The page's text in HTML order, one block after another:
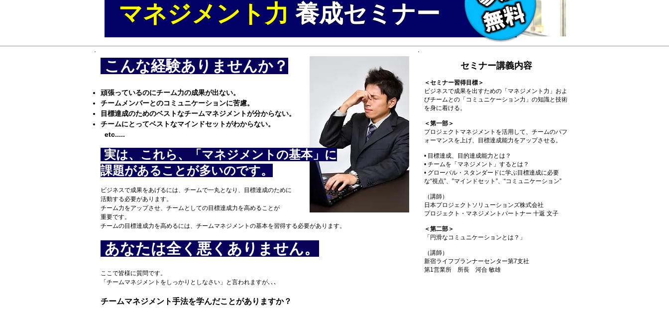
マネジメント力 養成セミナー​​​​​​​​​​
セミナー講義内容
＜セミナー習得目標＞
ビジネスで成果を出すための「マネジメント力」およ
びチームとの「コミュニケーション力」の知識と技術
を身に着ける。
＜第一部＞
プロジェクトマネジメントを活用して、チームのパフ
ォーマンスを上げ、目標達成能力をアップさせる。
• 目標達成、目的達成能力とは？
• チームを「マネジメント」するとは？
• グローバル・スタンダードに学ぶ目標達成に必要
な“視点”、”マインドセット”、“コミュニケーション”
（講師）
日本プロジェクトソリューションズ株式会社
プロジェクト・マネジメントパートナー 十返 文子
＜第二部＞
「円滑なコミュニケーションとは？」
（講師）
新宿ライフプランナーセンター第7支社
第1営業所 所長 河合 敏雄
こんな経験ありませんか？
頑張っているのにチーム力の成果が出ない。
チームメンバーとのコミュニケーションに苦慮。
目標達成のためのベストなチームマネジメントが分からない。
チームにとってベストなマインドセットがわからない。
​ etc.....
実は、これら、「マネジメントの基本」に
課題があることが多いのです。
ビジネスで成果をあげるには、チームで一丸となり、目標達成のために
活動する必要があります。
チーム力をアップさせ、チームとしての目標達成力を高めることが
重要です。
チームの目標達成力を高めるには、チームマネジメントの基本を習得する必要があります。
あなたは全く悪くありません。
ここで皆様に質問です。
「チームマネジメントをしっかりとしなさい」と言われますが､､､
チームマネジメント手法を学んだことがありますか？